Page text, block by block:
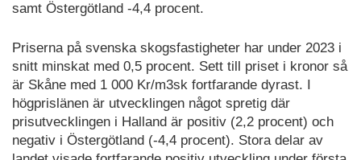
samt Östergötland -4,4 procent.
Priserna på svenska skogsfastigheter har under 2023 i
snitt minskat med 0,5 procent. Sett till priset i kronor så
är Skåne med 1 000 Kr/m3sk fortfarande dyrast. I
högprislänen är utvecklingen något spretig där
prisutvecklingen i Halland är positiv (2,2 procent) och
negativ i Östergötland (-4,4 procent). Stora delar av